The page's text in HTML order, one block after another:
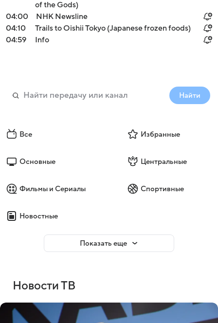
of the Gods)
04:00
NHK Newsline
04:10
Trails to Oishii Tokyo (Japanese frozen foods)
04:59
Info
Найти
Все Избранные
Основные Центральные
Фильмы и Сериалы Спортивные
Новостные
Показать еще
Новости ТВ